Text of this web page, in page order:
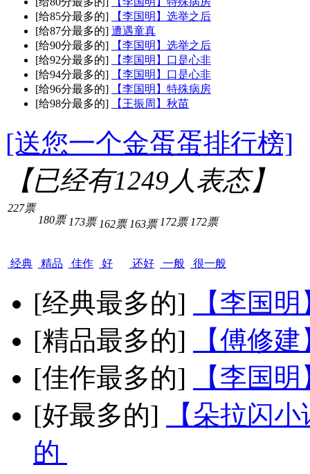
[给85分最多的]
【李国明】选举之后
[给87分最多的] 遭遇童真
[给90分最多的]
【李国明】选举之后
[给92分最多的]
【李国明】口是心非
[给94分最多的]
【李国明】口是心非
[给96分最多的]
【李国明】特殊病房
[给98分最多的]
【王振周】秋苗
[送您一个金蛋蛋排行榜]
【已经有1249人表态】
227票
经典
180票
精品
173票
佳作
162票
好
163票
还好
172票
一般
172票
很一般
[经典最多的]
【李国
[精品最多的]
【傅修
[佳作最多的]
【李国
[好最多的]
【朵拉闪
的